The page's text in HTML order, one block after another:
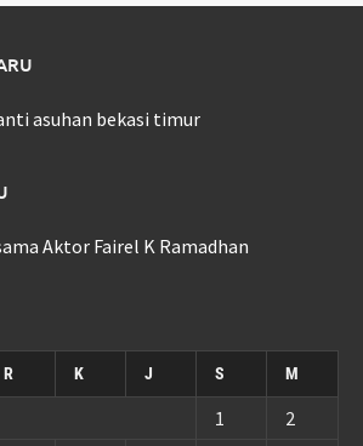
asuhan bekasi timur
Aktor Fairel K Ramadhan
R K J S M
1
2